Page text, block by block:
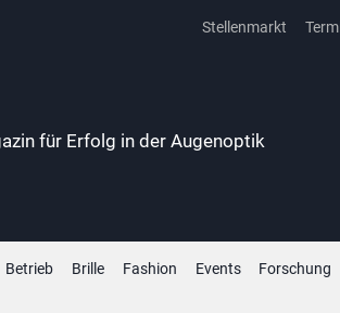
Stellenmarkt
für Erfolg in der Augenoptik
Betrieb Brille Fashion Events Forschung